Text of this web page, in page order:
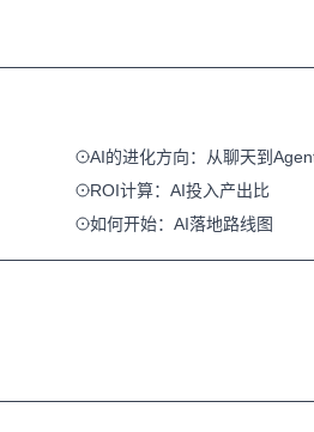
AI的进化方向：从聊天到
ROI计算：AI投入产出比
如何开始：AI落地路线图